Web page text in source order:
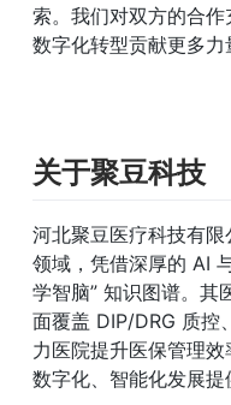
索。我们对双方的合
数字化转型贡献更多力
关于聚豆科技
河北聚豆医疗科技有
领域，凭借深厚的 AI
学智脑” 知识图谱。其
面覆盖 DIP/DRG 质控
力医院提升医保管理
数字化、智能化发展提